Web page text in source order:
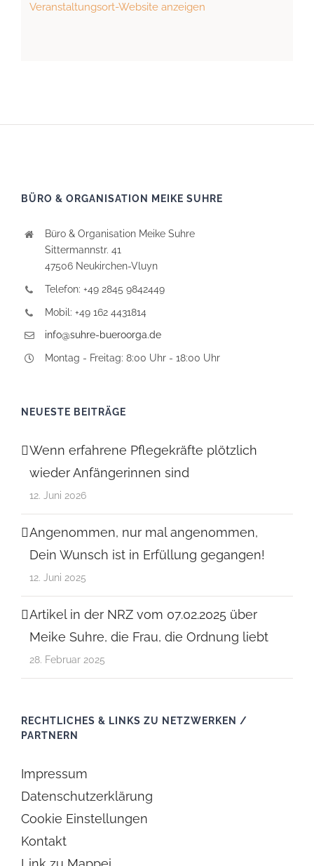
Veranstaltungsort-Website anzeigen
BÜRO & ORGANISATION MEIKE SUHRE
Büro & Organisation Meike Suhre
Sittermannstr. 41
47506 Neukirchen-Vluyn
Telefon: +49 2845 9842449
Mobil: +49 162 4431814
info@suhre-bueroorga.de
Montag - Freitag: 8:00 Uhr - 18:00 Uhr
NEUESTE BEITRÄGE
Wenn erfahrene Pflegekräfte plötzlich
wieder Anfängerinnen sind
12. Juni 2026
Angenommen, nur mal angenommen,
Dein Wunsch ist in Erfüllung gegangen!
12. Juni 2025
Artikel in der NRZ vom 07.02.2025 über
Meike Suhre, die Frau, die Ordnung liebt
28. Februar 2025
RECHTLICHES & LINKS ZU NETZWERKEN /
PARTNERN
Impressum
Datenschutzerklärung
Cookie Einstellungen
Kontakt